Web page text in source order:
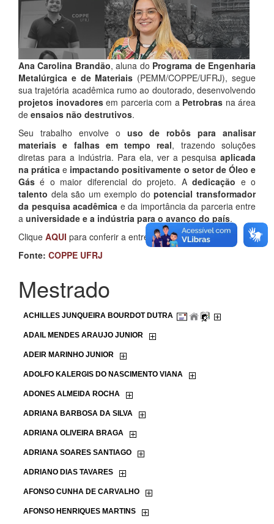
Ana Carolina Brandão, aluna do Programa de Engenharia
Metalúrgica e de Materiais (PEMM/COPPE/UFRJ), segue
sua trajetória acadêmica rumo ao doutorado, desenvolvendo
projetos inovadoresem parceria com a Petrobras na área
de ensaios não destrutivos.
Seu trabalho envolve o uso de robôs para analisar
materiais e falhas em tempo real, trazendo soluções
diretas para a indústria. Para ela, ver a pesquisa aplicada
na prática e impactando positivamente o setor de Óleo e
Gás é o maior diferencial do projeto. Adedicação e o
talento dela são um exemplo dopotencial transformador
da pesquisa acadêmica e da importância da parceria entre
a universidade e a indústria para o avanço do país.
Clique AQUI para conferir a entrevista completa!
Fonte: COPPE UFRJ
Mestrado